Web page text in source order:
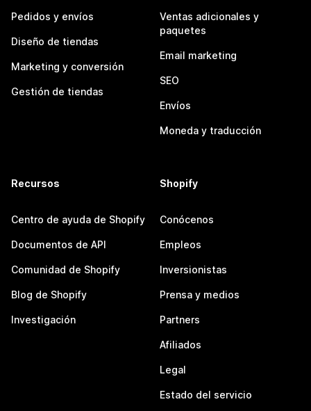
Pedidos y envíos
Diseño de tiendas
Marketing y conversión
Gestión de tiendas
Ventas adicionales y
paquetes
Email marketing
SEO
Envíos
Moneda y traducción
Recursos
Centro de ayuda de Shopify
Documentos de API
Comunidad de Shopify
Blog de Shopify
Investigación
Shopify
Conócenos
Empleos
Inversionistas
Prensa y medios
Partners
Afiliados
Legal
Estado del servicio